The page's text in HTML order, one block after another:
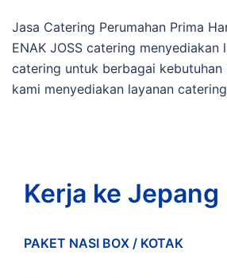
Jasa Catering Perumahan Prima
ENAK JOSS catering menyediakan
catering untuk berbagai kebutuhan
kami menyediakan layanan
Kerja ke Jepang
PAKET NASI BOX / KOTAK